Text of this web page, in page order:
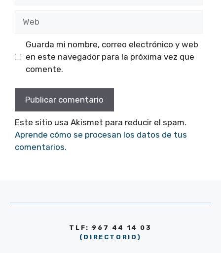
Guarda mi nombre, correo electrónico y web
en este navegador para la próxima vez que
comente.
Este sitio usa Akismet para reducir el spam.
Aprende cómo se procesan los datos de tus
comentarios.
TLF: 967 44 14 03
(DIRECTORIO)